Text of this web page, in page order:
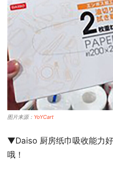
图片来源： YoYCart
▼Daiso 厨房纸巾吸收能力
哦！